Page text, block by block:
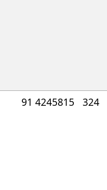
91 4245815 324